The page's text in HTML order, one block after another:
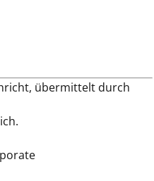
übermittelt durch